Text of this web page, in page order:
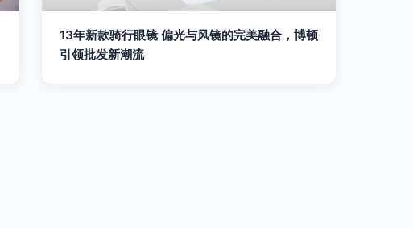
13年新款骑行眼镜 偏光与风镜的完美融合，博顿
引领批发新潮流